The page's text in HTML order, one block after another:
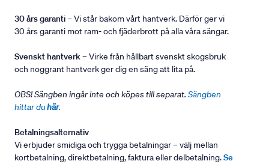
30 års garanti– Vi står bakom vårt hantverk. Därför ger vi
30 års garanti mot ram- och fjäderbrott på alla våra sängar.
Svenskt hantverk– Virke från hållbart svenskt skogsbruk
och noggrant hantverk ger dig en säng att lita på.
OBS! Sängben ingår inte och köpes till separat. Sängben
hittar duhär.
Betalningsalternativ
Vi erbjuder smidiga och trygga betalningar – välj mellan
kortbetalning, direktbetalning, faktura eller delbetalning.Se